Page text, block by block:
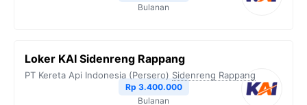
Bulanan
Loker KAI Sidenreng Rappang
PT Kereta Api Indonesia (Persero) Sidenreng Rappang
Rp 3.400.000
Bulanan